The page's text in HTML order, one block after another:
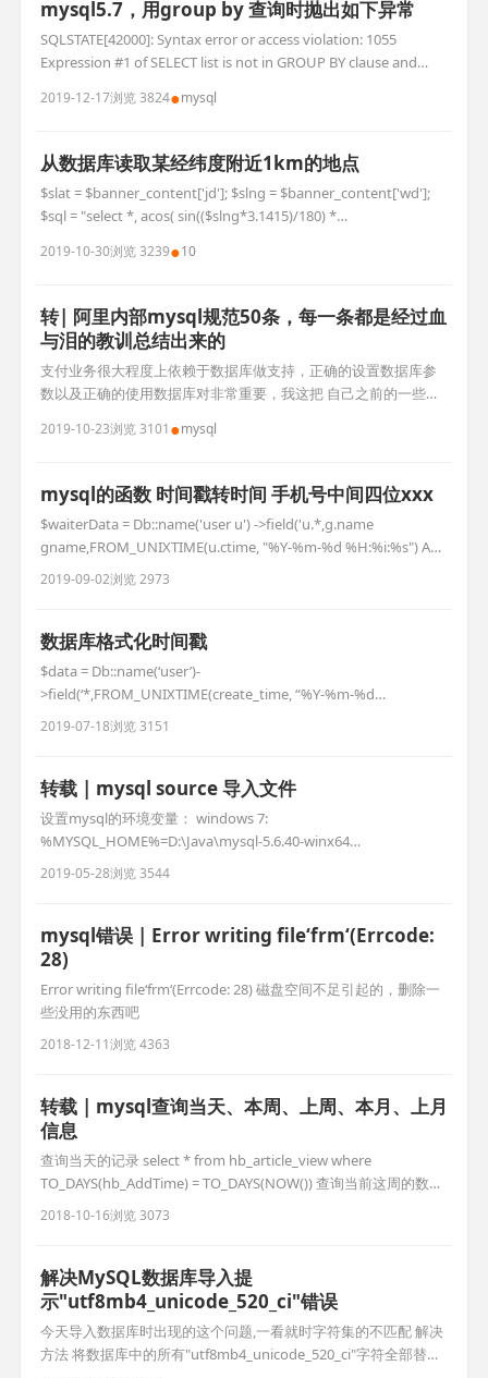
mysql5.7，用group by 查询时抛出如下异常
SQLSTATE[42000]: Syntax error or access violation: 1055
Expression #1 of SELECT list is not in GROUP BY clause and
not fun
2019-12-17浏览 3824●mysql
从数据库读取某经纬度附近1km的地点
$slat = $banner_content['jd']; $slng = $banner_content['wd'];
$sql = "select *, acos( sin(($slng*3.1415)/180) *
cos((wd*3.1415)/180
2019-10-30浏览 3239●10
转| 阿里内部mysql规范50条，每一条都是经过血
与泪的教训总结出来的
支付业务很大程度上依赖于数据库做支持，正确的设置数据库参
数以及正确的使用数据库对非常重要，我这把 自己之前的一些心
家参考学习。 一.数据库配置 1.
的设置之一，可选的参数值有0,1,2, 支付需要设置成1. 2.
2019-10-23浏览 3101●mysql
mysql的函数 时间戳转时间 手机号中间四位xxx
$waiterData = Db::name('user u') ->field('u.*,g.name
gname,FROM_UNIXTIME(u.ctime, "%Y-%m-%d %H:%i:%s") AS
dat, insert(u.tel, 4, 4, "XXXX") as mobile') ->field('u.*') -
2019-09-02浏览 2973
数据库格式化时间戳
$data = Db::name(‘user’)-
>field(‘*,FROM_UNIXTIME(create_time, “%Y-%m-%d
%H:%i:%s”) AS dat’)->where([‘status’=>1])->select();
2019-07-18浏览 3151
转载 | mysql source 导入文件
设置mysql的环境变量： windows 7:
%MYSQL_HOME%=D:\Java\mysql-5.6.40-winx64
Path=%MYSQL_HOME%\bin win+R 输入 cmd 进入dos 输入登录
命令：mysql -u root -p 默认root密码为空 无需输入
2019-05-28浏览 3544
mysql错误 | Error writing file‘frm‘(Errcode:
28)
Error writing file‘frm‘(Errcode: 28) 磁盘空间不足引起的，删除一
些没用的东西吧
2018-12-11浏览 4363
转载 | mysql查询当天、本周、上周、本月、上月
信息
查询当天的记录 select * from hb_article_view where
TO_DAYS(hb_AddTime) = TO_DAYS(NOW()) 查询当前这周的数据
SELECT name,submittime FROM enterprise WHERE
YEARWEEK(date_format(submittime,’%Y-%m-%d’))
2018-10-16浏览 3073
解决MySQL数据库导入提
示"utf8mb4_unicode_520_ci"错误
今天导入数据库时出现的这个问题,一看就时字符集的不匹配 解决
方法 将数据库中的所有"utf8mb4_unicode_520_ci"字符全部替换